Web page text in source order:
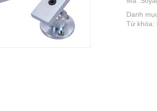
Danh
Từ khóa: